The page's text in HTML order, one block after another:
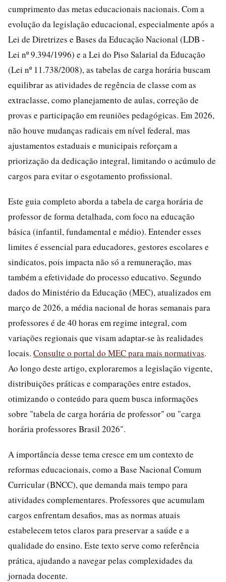
cumprimento das metas educacionais nacionais. Com a
evolução da legislação educacional, especialmente após a
Lei de Diretrizes e Bases da Educação Nacional (LDB -
Lei nº 9.394/1996) e a Lei do Piso Salarial da Educação
(Lei nº 11.738/2008), as tabelas de carga horária buscam
equilibrar as atividades de regência de classe com as
extraclasse, como planejamento de aulas, correção de
provas e participação em reuniões pedagógicas. Em 2026,
não houve mudanças radicais em nível federal, mas
ajustamentos estaduais e municipais reforçam a
priorização da dedicação integral, limitando o acúmulo de
cargos para evitar o esgotamento profissional.
Este guia completo aborda a tabela de carga horária de
professor de forma detalhada, com foco na educação
básica (infantil, fundamental e médio). Entender esses
limites é essencial para educadores, gestores escolares e
sindicatos, pois impacta não só a remuneração, mas
também a efetividade do processo educativo. Segundo
dados do Ministério da Educação (MEC), atualizados em
março de 2026, a média nacional de horas semanais para
professores é de 40 horas em regime integral, com
variações regionais que visam adaptar-se às realidades
locais. Consulte o portal do MEC para mais normativas.
Ao longo deste artigo, exploraremos a legislação vigente,
distribuições práticas e comparações entre estados,
otimizando o conteúdo para quem busca informações
sobre "tabela de carga horária de professor" ou "carga
horária professores Brasil 2026".
A importância desse tema cresce em um contexto de
reformas educacionais, como a Base Nacional Comum
Curricular (BNCC), que demanda mais tempo para
atividades complementares. Professores que acumulam
cargos enfrentam desafios, mas as normas atuais
estabelecem tetos claros para preservar a saúde e a
qualidade do ensino. Este texto serve como referência
prática, ajudando a navegar pelas complexidades da
jornada docente.